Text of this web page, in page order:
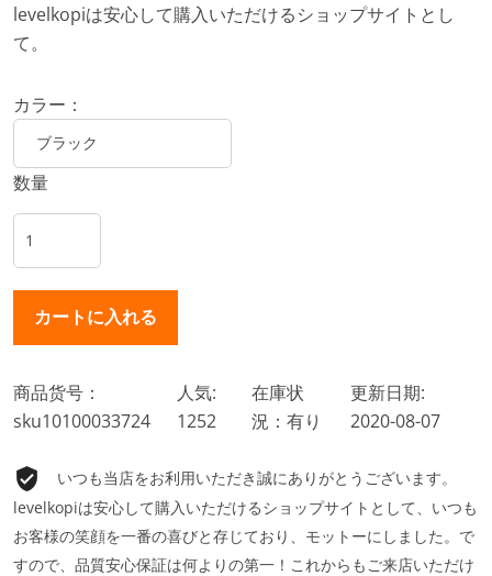
levelkopiは安心して購入いただけるショップサイトとし
て。
カラー：
数量
商品货号：
sku10100033724
人気:
1252
在庫状
況：有り
更新日期:
2020-08-07
いつも当店をお利用いただき誠にありがとうございます。
levelkopiは安心して購入いただけるショップサイトとして、いつも
お客様の笑顔を一番の喜びと存じており、モットーにしました。で
すので、品質安心保証は何よりの第一！これからもご来店いただけ